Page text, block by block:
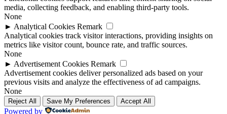
media, collecting feedback, and enabling third-party tools.
None
► Analytical Cookies Remark
Analytical cookies track visitor interactions, providing insights on
metrics like visitor count, bounce rate, and traffic sources.
None
► Advertisement Cookies Remark
Advertisement cookies deliver personalized ads based on your
previous visits and analyze the effectiveness of ad campaigns.
None
Reject All Save My Preferences Accept All
Powered by